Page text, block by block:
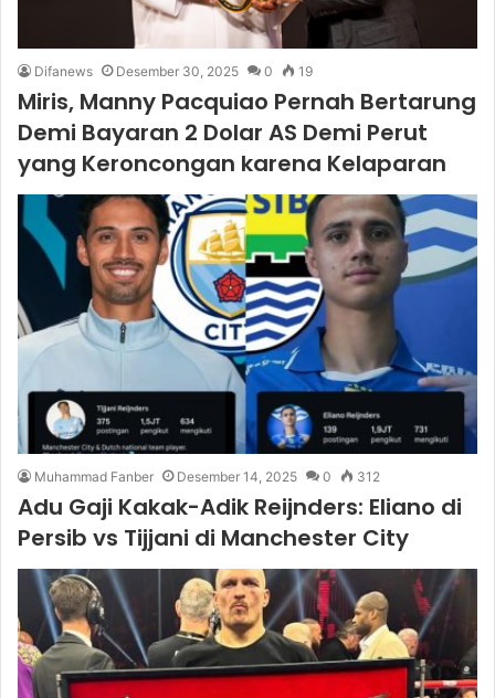
Difanews Desember 30, 2025 0 19
Miris, Manny Pacquiao Pernah Bertarung
Demi Bayaran 2 Dolar AS Demi Perut
yang Keroncongan karena Kelaparan
Muhammad Fanber Desember 14, 2025 0 312
Adu Gaji Kakak-Adik Reijnders: Eliano di
Persib vs Tijjani di Manchester City